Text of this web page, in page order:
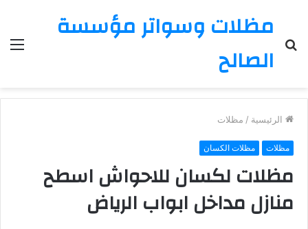
مظلات وسواتر مؤسسة
الصالحعن
الرئيسية / مظلات
مظلات مظلات الكسان
مظلات لكسان للاحواش اسطح
منازل مداخل ابواب الرياض